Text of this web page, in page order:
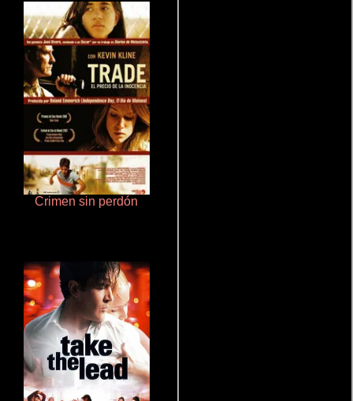
Crimen sin perdón